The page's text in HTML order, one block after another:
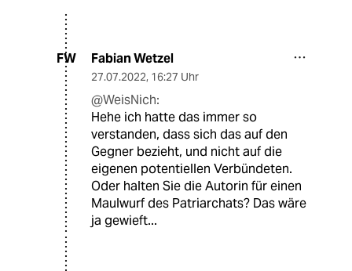
FW Fabian Wetzel
27.07.2022, 16:27 Uhr
@WeisNich:
Hehe ich hatte das immer so
verstanden, dass sich das auf den
Gegner bezieht, und nicht auf die
eigenen potentiellen Verbündeten.
Oder halten Sie die Autorin für einen
Maulwurf des Patriarchats? Das wäre
ja gewieft...